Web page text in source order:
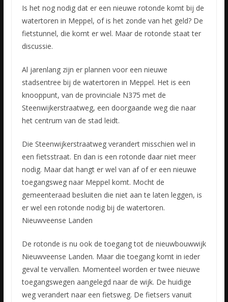
Is het nog nodig dat er een nieuwe rotonde komt bij de
watertoren in Meppel, of is het zonde van het geld? De
fietstunnel, die komt er wel. Maar de rotonde staat ter
discussie.
Al jarenlang zijn erplannen voor een nieuwe
stadsentree bij de watertoren in Meppel. Het is een
knooppunt, van de provinciale N375 met de
Steenwijkerstraatweg, een doorgaande weg die naar
het centrum van de stad leidt.
Die Steenwijkerstraatweg verandert misschien wel in
een fietsstraat. En dan is een rotonde daar niet meer
nodig. Maar dat hangt er wel van af of er een nieuwe
toegangsweg naar Meppel komt. Mocht de
gemeenteraad besluiten die niet aan te laten leggen, is
er wel een rotonde nodig bij de watertoren.
Nieuwveense Landen
De rotonde is nu ook de toegang tot de nieuwbouwwijk
Nieuwveense Landen. Maar die toegang komt in ieder
geval te vervallen. Momenteel worden er twee nieuwe
toegangswegen aangelegd naar de wijk. De huidige
weg verandert naar een fietsweg. De fietsers vanuit